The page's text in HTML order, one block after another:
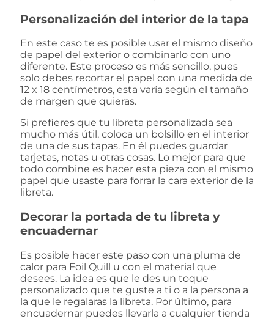
Personalización del interior de la tapa
En este caso te es posible usar el mismo diseño
de papel del exterior o combinarlo con uno
diferente. Este proceso es más sencillo, pues
solo debes recortar el papel con una medida de
12 x 18 centímetros, esta varía según el tamaño
de margen que quieras.
Si prefieres que tu libreta personalizada sea
mucho más útil, coloca un bolsillo en el interior
de una de sus tapas. En él puedes guardar
tarjetas, notas u otras cosas. Lo mejor para que
todo combine es hacer esta pieza con el mismo
papel que usaste para forrar la cara exterior de la
libreta.
Decorar la portada de tu libreta y
encuadernar
Es posible hacer este paso con una pluma de
calor para Foil Quill u con el material que
desees. La idea es que le des un toque
personalizado que te guste a ti o a la persona a
la que le regalaras la libreta. Por último, para
encuadernar puedes llevarla a cualquier tienda